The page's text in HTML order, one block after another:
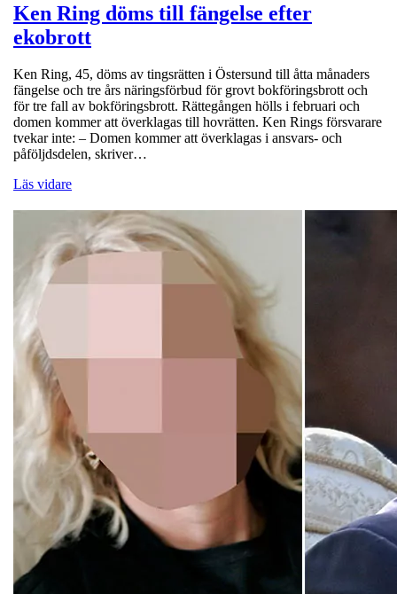
Ken Ring döms till fängelse efter
ekobrott
Ken Ring, 45, döms av tingsrätten i Östersund till åtta månaders
fängelse och tre års näringsförbud för grovt bokföringsbrott och
för tre fall av bokföringsbrott. Rättegången hölls i februari och
domen kommer att överklagas till hovrätten. Ken Rings försvarare
tvekar inte: – Domen kommer att överklagas i ansvars- och
påföljdsdelen, skriver…
Läs vidare